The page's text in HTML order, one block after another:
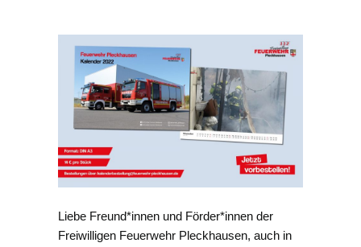
Liebe Freund*innen und Förder*innen der
Freiwilligen Feuerwehr Pleckhausen, auch in